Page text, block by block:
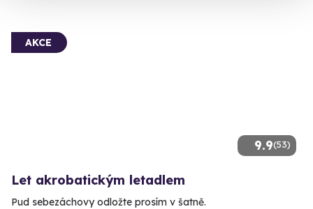
9.9(53)
AKCE
Let akrobatickým letadlem
Pud sebezáchovy odložte prosím v šatně.